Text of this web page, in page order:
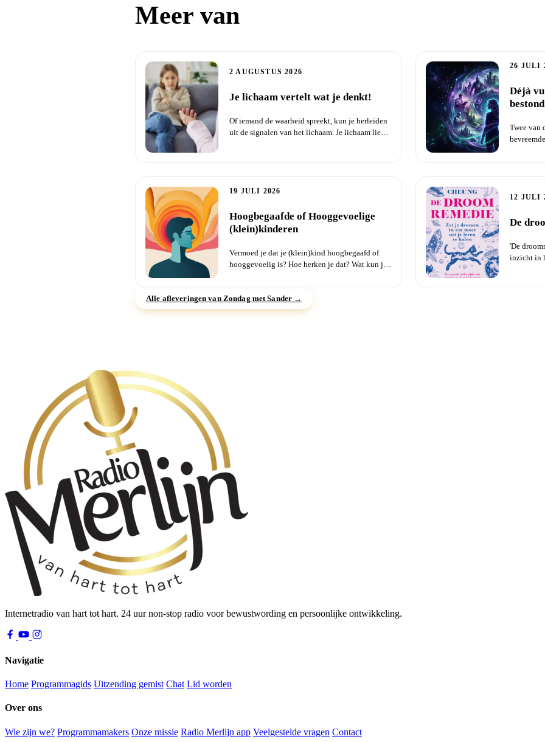
Meer van
2 AUGUSTUS 2026
Je lichaam vertelt wat je denkt!
Of iemand de waarheid spreekt, kun je herleiden
uit de signalen van het lichaam. Je lichaam liegt
26 JULI
Déjà
bestond
Twee van
19 JULI 2026
Hoogbegaafde of Hooggevoelige
(klein)kinderen
Vermoed je dat je (klein)kind hoogbegaafd of
hooggevoelig is? Hoe herken je dat? Wat kun je
12 JULI
De
'De
inzicht in
Alle afleveringen van Zondag met Sander →
Internetradio van hart tot hart. 24 uur non-stop radio voor bewustwording en persoonlijke ontwikkeling.
Navigatie
Home Programmagids Uitzending gemist Chat Lid worden
Over ons
Wie zijn we? Programmamakers Onze missie Radio Merlijn app Veelgestelde vragen Contact